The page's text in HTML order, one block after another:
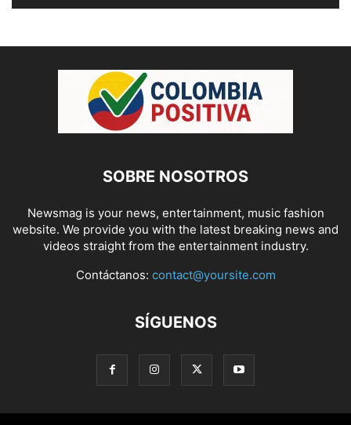
SOBRE NOSOTROS
Newsmag is your news, entertainment, music fashion
website. We provide you with the latest breaking news and
videos straight from the entertainment industry.
Contáctanos: contact@yoursite.com
SÍGUENOS